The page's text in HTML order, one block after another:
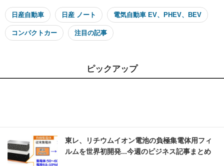
日産自動車 日産 ノート 電気自動車 EV、PHEV、BEV
コンパクトカー 注目の記事
ピックアップ
東レ、リチウムイオン電池の負極集電体用フィ
ルムを世界初開発...今週のビジネス記事まとめ